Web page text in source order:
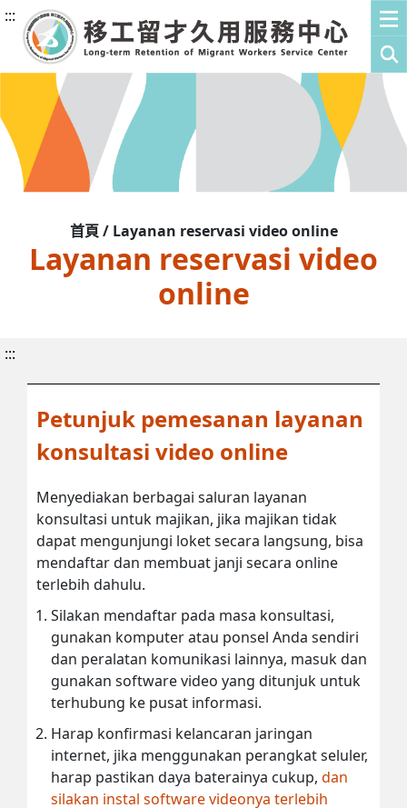
:::
首頁 / Layanan reservasi video online
Layanan reservasi video
online
:::
Petunjuk pemesanan layanan
konsultasi video online
Menyediakan berbagai saluran layanan
konsultasi untuk majikan, jika majikan tidak
dapat mengunjungi loket secara langsung, bisa
mendaftar dan membuat janji secara online
terlebih dahulu.
Silakan mendaftar pada masa konsultasi,
gunakan komputer atau ponsel Anda sendiri
dan peralatan komunikasi lainnya, masuk dan
gunakan software video yang ditunjuk untuk
terhubung ke pusat informasi.
Harap konfirmasi kelancaran jaringan
internet, jika menggunakan perangkat seluler,
harap pastikan daya baterainya cukup, dan
silakan instal software videonya terlebih